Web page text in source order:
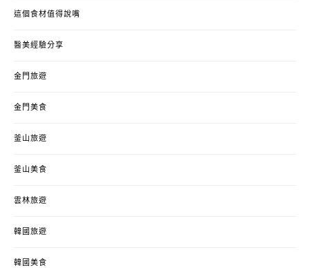
這個食材值得說嘴
醫美經驗分享
金門旅遊
金門美食
釜山旅遊
釜山美食
雲林旅遊
韓國旅遊
韓國美食